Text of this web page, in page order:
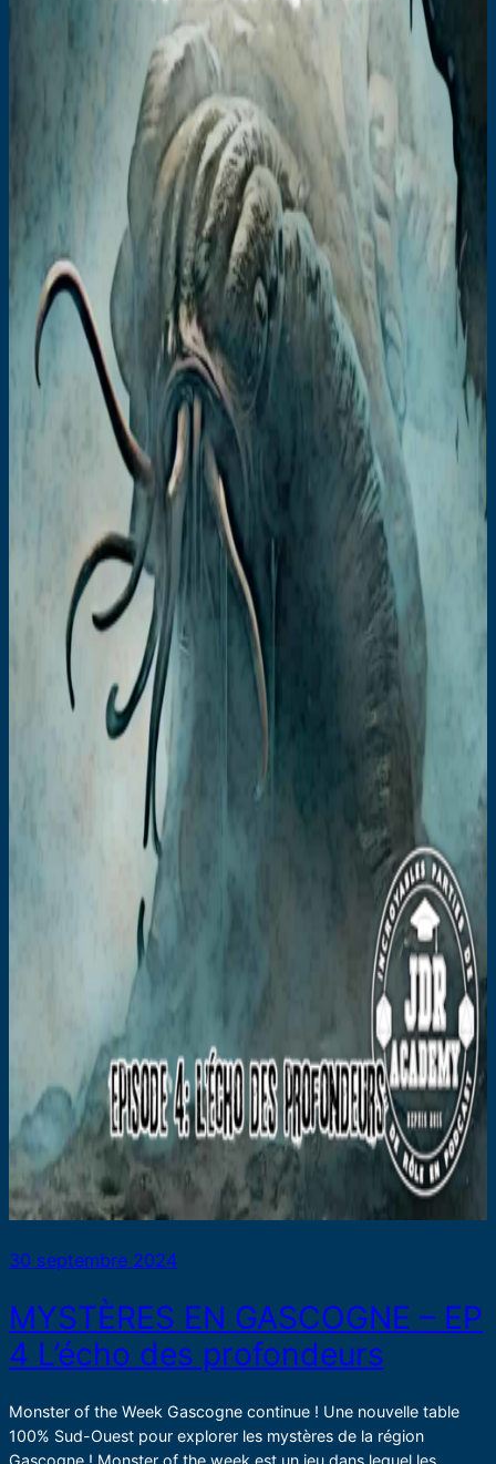
30 septembre 2024
MYSTÈRES EN GASCOGNE – EP
4 L’écho des profondeurs
Monster of the Week Gascogne continue ! Une nouvelle table
100% Sud-Ouest pour explorer les mystères de la région
Gascogne ! Monster of the week est un jeu dans lequel les